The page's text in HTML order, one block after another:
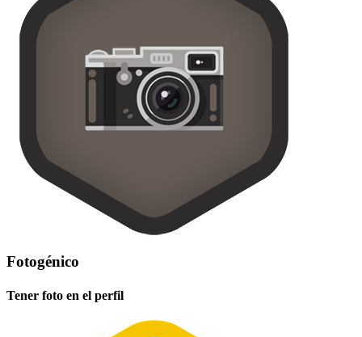
Fotogénico
Tener foto en el perfil